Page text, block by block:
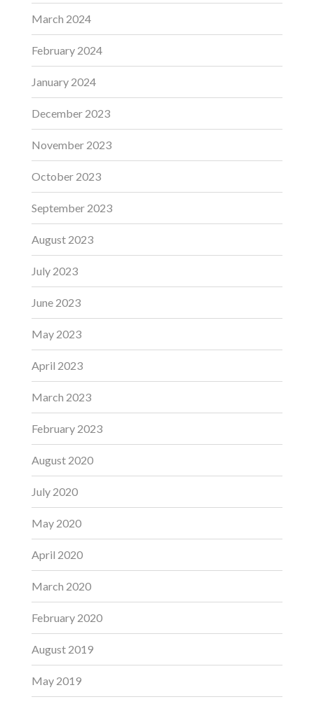
March 2024
February 2024
January 2024
December 2023
November 2023
October 2023
September 2023
August 2023
July 2023
June 2023
May 2023
April 2023
March 2023
February 2023
August 2020
July 2020
May 2020
April 2020
March 2020
February 2020
August 2019
May 2019